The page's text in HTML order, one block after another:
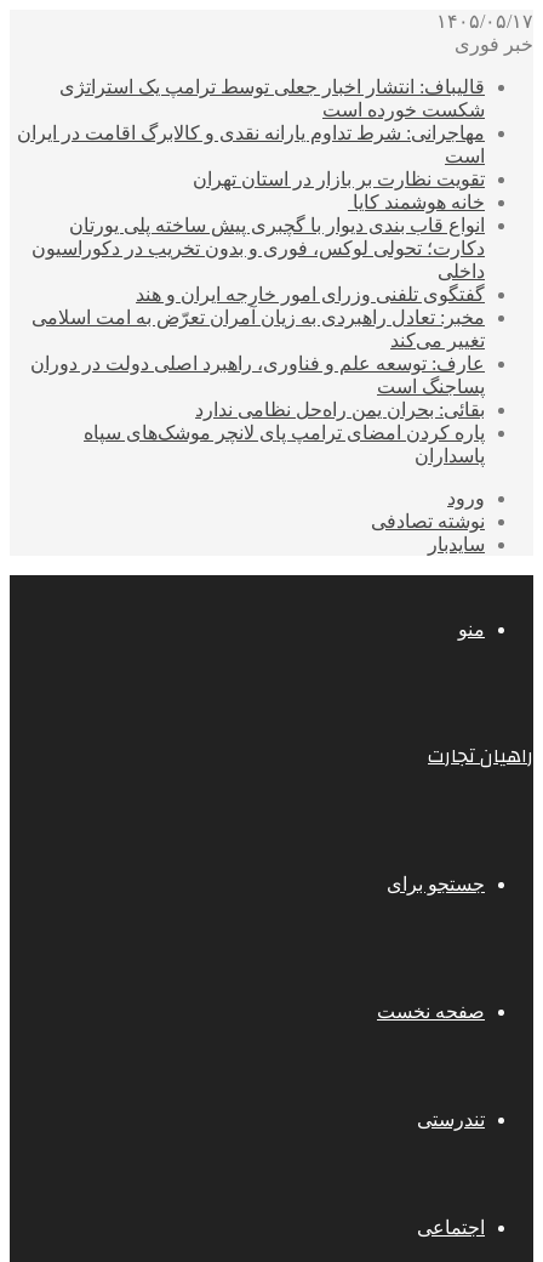
۱۴۰۵/۰۵/۱۷
خبر فوری
قالیباف: انتشار اخبار جعلی توسط ترامپ یک استراتژی
شکست خورده است
مهاجرانی: شرط تداوم یارانه نقدی و کالابرگ اقامت در ایران
است
تقویت نظارت بر بازار در استان تهران
خانه هوشمند کایا
انواع قاب بندی دیوار با گچبری پیش ساخته پلی یورتان
دکارت؛ تحولی لوکس، فوری و بدون تخریب در دکوراسیون
داخلی
گفتگوی تلفنی وزرای امور خارجه ایران و هند
مخبر: تعادل راهبردی به زیان آمران تعرّض به امت اسلامی
تغییر می‌کند
عارف: توسعه علم و فناوری، راهبرد اصلی دولت در دوران
پساجنگ است
بقائی: بحران یمن راه‌حل نظامی ندارد
پاره کردن امضای ترامپ پای لانچر موشک‌های سپاه
پاسداران
ورود
نوشته تصادفی
سایدبار
منو
راهیان تجارت
جستجو برای
صفحه نخست
تندرستی
اجتماعی